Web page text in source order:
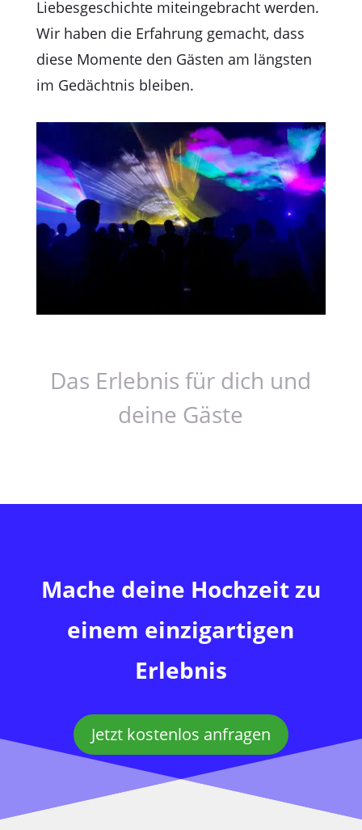
Liebesgeschichte miteingebracht werden.
Wir haben die Erfahrung gemacht, dass
diese Momente den Gästen am längsten
im Gedächtnis bleiben.
Das Erlebnis für dich und
deine Gäste
Mache deine Hochzeit zu
einem einzigartigen
Erlebnis
Jetzt kostenlos anfragen